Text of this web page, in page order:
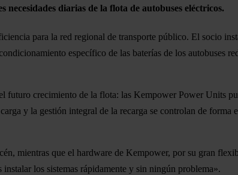
necesidades diarias de la flota de autobuses eléctricos.
para la red regional de transporte público. El socio
específico de las baterías de los autobuses
futuro crecimiento de la flota: las Kempower Power Units
y la gestión integral de la recarga se controlan de forma
mientras que el hardware de Kempower, por su gran
los sistemas rápidamente y sin ningún problema».